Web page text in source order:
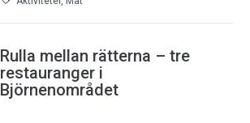
Rulla mellan rätterna – tre
restauranger i
Björnenområdet